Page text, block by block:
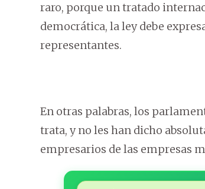
raro, porque un tratado
democrática, la ley debe
representantes.
En otras palabras, los
trata, y no les han dicho
empresarios de las empresas